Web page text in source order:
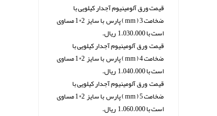
قیمت ورق آلومینیوم آجدار کیلویی با
ضخامت 3 ( mm ) پارس با سایز 2*1 مساوی
است با 1.030.000 ریال.
قیمت ورق آلومینیوم آجدار کیلویی با
ضخامت 4 ( mm ) پارس با سایز 2*1 مساوی
است با 1.040.000 ریال.
قیمت ورق آلومینیوم آجدار کیلویی با
ضخامت 5 ( mm ) پارس با سایز 2*1 مساوی
است با 1.060.000 ریال.